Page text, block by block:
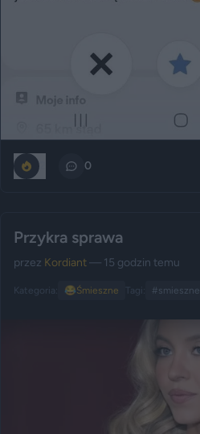
0
Przykra sprawa
przez Kordiant— 15 godzin temu
Kategoria: 😂Śmieszne Tagi: #smieszne